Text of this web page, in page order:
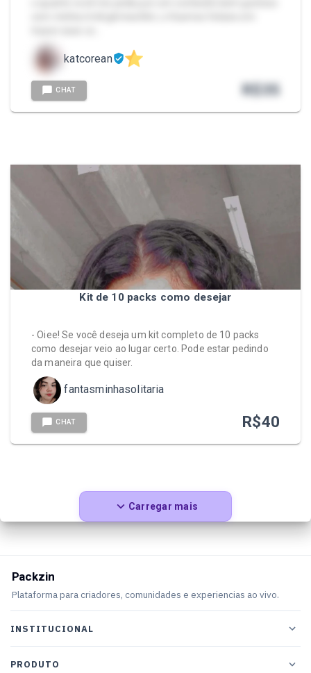
katcorean
CHAT R$35
Kit de 10 packs como desejar
- Oiee! Se você deseja um kit completo de 10 packs
como desejar veio ao lugar certo. Pode estar pedindo
da maneira que quiser.
fantasminhasolitaria
CHAT R$40
Carregar mais
Packzin
Plataforma para criadores, comunidades e experiencias ao vivo.
INSTITUCIONAL
PRODUTO